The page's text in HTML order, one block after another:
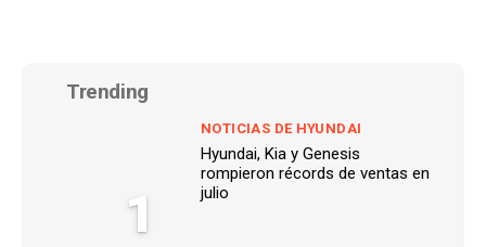
Trending
1
NOTICIAS DE HYUNDAI
Hyundai, Kia y Genesis
rompieron récords de ventas en
julio